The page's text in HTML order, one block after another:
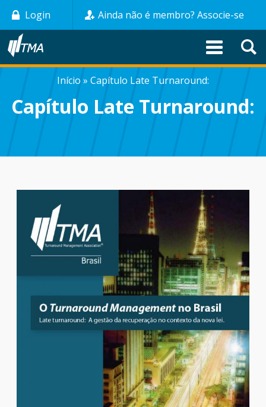
Pular
para
conteúdo
principal
Login Ainda não é membro? Associe-se
TRILHA
DE
Início Capítulo Late Turnaround:
Capítulo Late Turnaround: